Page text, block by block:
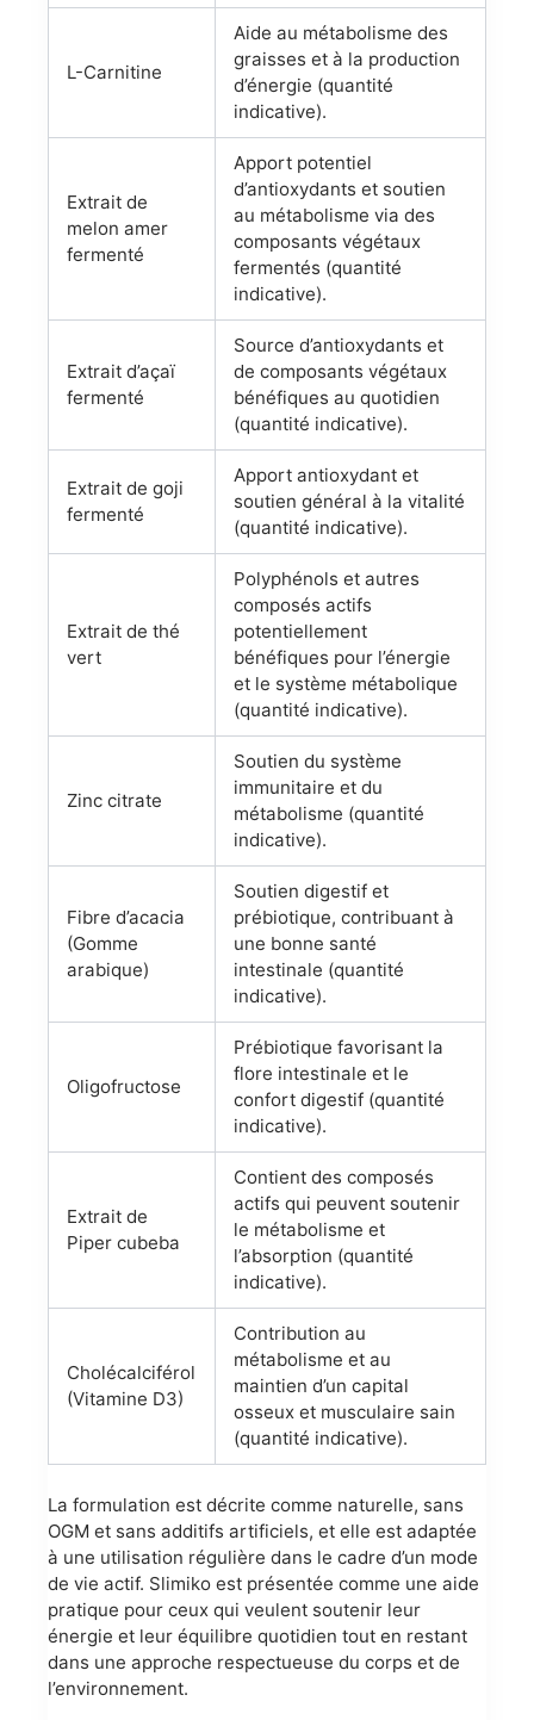
L-Carnitine
Aide au métabolisme des
graisses et à la production
d’énergie (quantité
indicative).
Extrait de
melon amer
fermenté
Apport potentiel
d’antioxydants et soutien
au métabolisme via des
composants végétaux
fermentés (quantité
indicative).
Extrait d’açaï
fermenté
Source d’antioxydants et
de composants végétaux
bénéfiques au quotidien
(quantité indicative).
Extrait de goji
fermenté
Apport antioxydant et
soutien général à la vitalité
(quantité indicative).
Extrait de thé
vert
Polyphénols et autres
composés actifs
potentiellement
bénéfiques pour l’énergie
et le système métabolique
(quantité indicative).
Zinc citrate
Soutien du système
immunitaire et du
métabolisme (quantité
indicative).
Fibre d’acacia
(Gomme
arabique)
Soutien digestif et
prébiotique, contribuant à
une bonne santé
intestinale (quantité
indicative).
Oligofructose
Prébiotique favorisant la
flore intestinale et le
confort digestif (quantité
indicative).
Extrait de
Piper cubeba
Contient des composés
actifs qui peuvent soutenir
le métabolisme et
l’absorption (quantité
indicative).
Cholécalciférol
(Vitamine D3)
Contribution au
métabolisme et au
maintien d’un capital
osseux et musculaire sain
(quantité indicative).
La formulation est décrite comme naturelle, sans
OGM et sans additifs artificiels, et elle est adaptée
à une utilisation régulière dans le cadre d’un mode
de vie actif. Slimiko est présentée comme une aide
pratique pour ceux qui veulent soutenir leur
énergie et leur équilibre quotidien tout en restant
dans une approche respectueuse du corps et de
l’environnement.